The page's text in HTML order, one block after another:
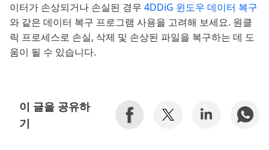
이터가 손상되거나 손실된 경우 4DDiG 윈도우 데이터 복구
와 같은 데이터 복구 프로그램 사용을 고려해 보세요. 원클
릭 프로세스로 손실, 삭제 및 손상된 파일을 복구하는 데 도
움이 될 수 있습니다.
이 글을 공유하
기